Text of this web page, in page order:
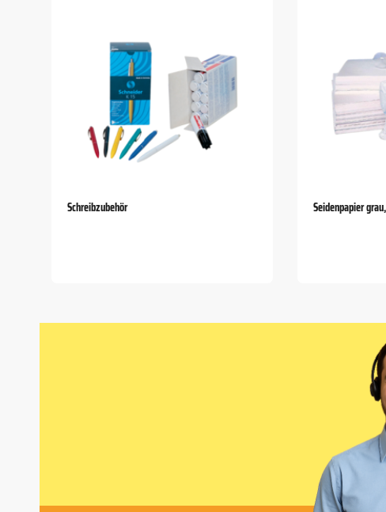
Schreibzubehör Seidenpapier